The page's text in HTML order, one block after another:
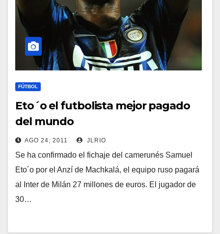
FÚTBOL
Eto´o el futbolista mejor pagado
del mundo
AGO 24, 2011 JLRIO
Se ha confirmado el fichaje del camerunés Samuel
Eto´o por el Anzí de Machkalá, el equipo ruso pagará
al Inter de Milán 27 millones de euros. El jugador de
30…